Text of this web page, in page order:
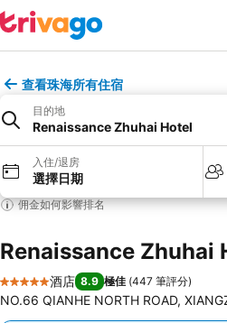
查看珠海所有住宿
目的地
Renaissance Zhuhai Hotel
入住/退房
選擇日期
佣金如何影響排名
Renaissance Zhuhai
5 星級
酒店 8.9 極佳 (447 筆評分)
NO.66 QIANHE NORTH ROAD,